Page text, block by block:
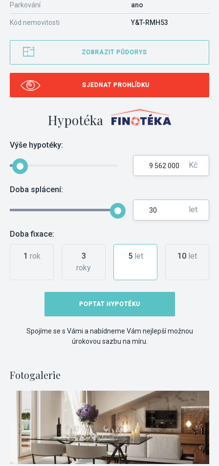
Parkování ano
Kód nemovitosti Y&T-RMH53
ZOBRAZIT PŮDORYS
SJEDNAT PROHLÍDKU
Hypotéka
Výše hypotéky:
Kč
Doba splácení:
let
Doba fixace:
1 rok
3
roky
5let 10 let
POPTAT HYPOTÉKU
Spojíme se s Vámi a nabídneme Vám nejlepší možnou
úrokovou sazbu na míru.
Fotogalerie